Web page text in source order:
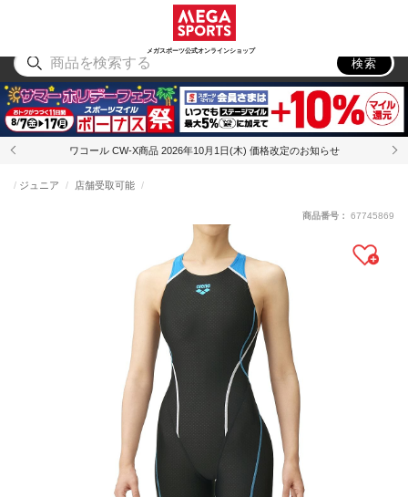
メガスポーツ公式オンラインショップ
アウトドア
検索
ワコール CW-X商品 2026年10月1日(木) 価格改定のお知らせ
ジュニア 店舗受取可能
商品番号： 67745869